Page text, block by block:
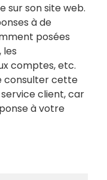
sur son site web.
à de
posées
comptes, etc.
consulter cette
client, car
à votre